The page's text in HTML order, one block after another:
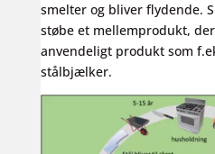
smelter og bliver flydende.
støbe et mellemprodukt,
anvendeligt produkt som
stålbjælker.